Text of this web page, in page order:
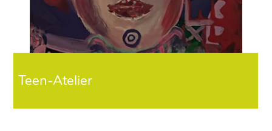
Teen-Atelier